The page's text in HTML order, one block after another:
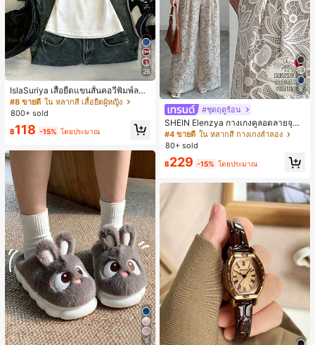
26
IslaSuriya เสื้อยืดแขนสั้นคอวีพิมพ์ลาย
สีตัดกันสำหรับผู้หญิง
#8 ขายดี ใน หลากสี เสื้อยืดผู้หญิง
800+ sold
฿118 -15% โดยประมาณ
5
5
#ชุดฤดูร้อน
SHEIN Elenzya กางเกงคูลอตลายจุดเ
อวสูงแบบใหม่สำหรับฤดูใบไม้ผลิ/ฤดูร้อ
น, สไตล์หรูหราเหมาะสำหรับใส่ในชีวิต
ทจสำหรับฤดูรับปริญญา, เทศกาลดนตร
ี, การแข่งม้าดาร์บี้, วันประกาศอิสรภาพ
#4 ขายดี ใน หลากสี กางเกงลำลอง
80+ sold
฿229 -15% โดยประมาณ